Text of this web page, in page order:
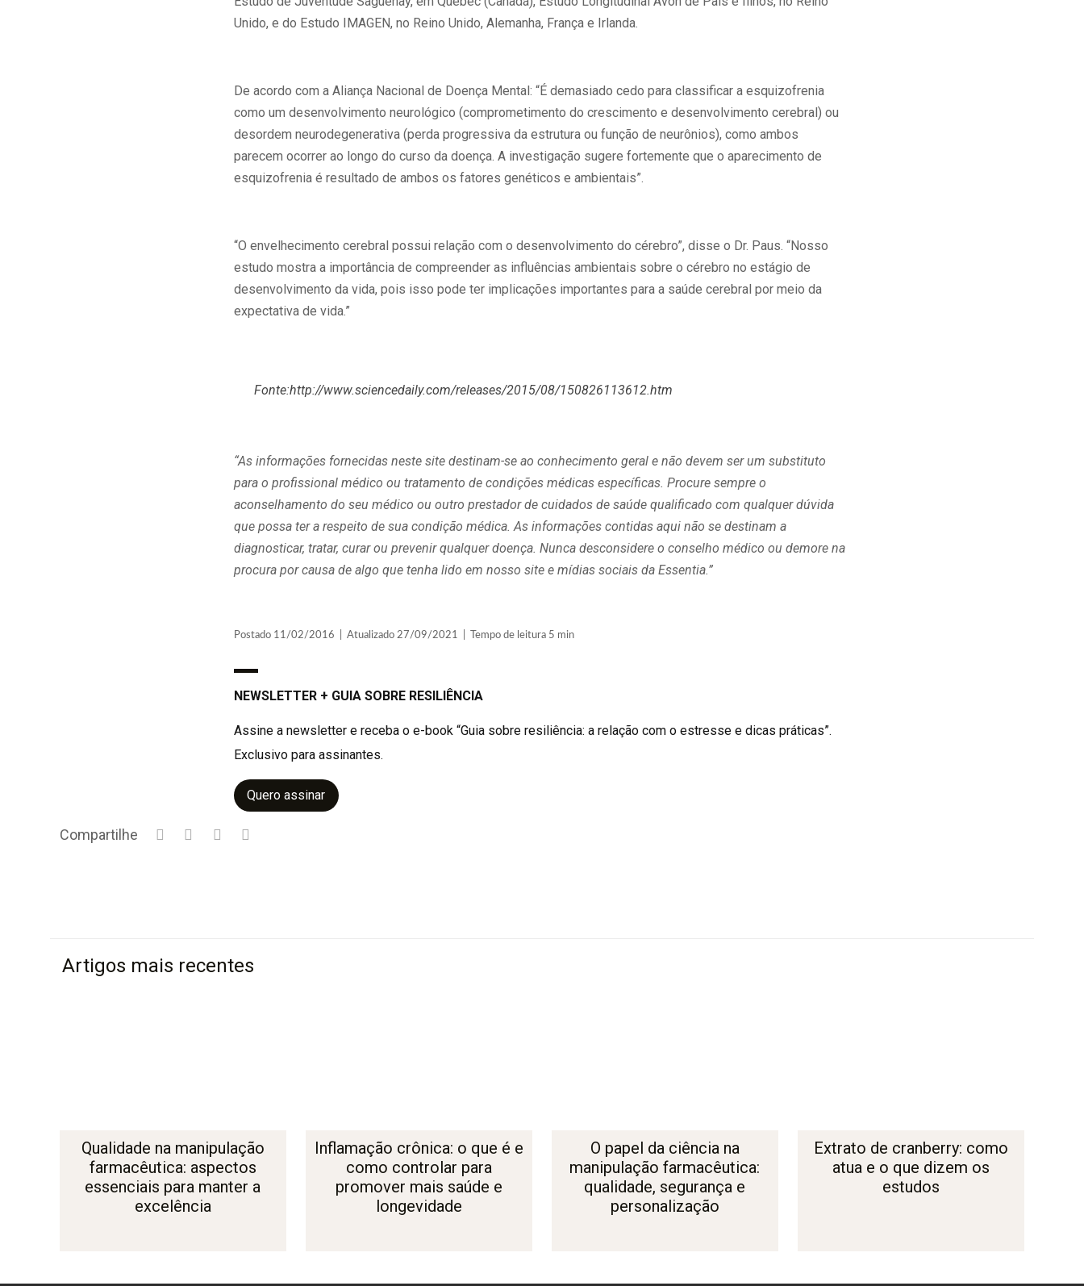
Unido, e do Estudo IMAGEN, no Reino Unido, Alemanha, França e Irlanda.
De acordo com a Aliança Nacional de Doença Mental: “É demasiado cedo para classificar a esquizofrenia
como um desenvolvimento neurológico (comprometimento do crescimento e desenvolvimento cerebral) ou
desordem neurodegenerativa (perda progressiva da estrutura ou função de neurônios), como ambos
parecem ocorrer ao longo do curso da doença. A investigação sugere fortemente que o aparecimento de
esquizofrenia é resultado de ambos os fatores genéticos e ambientais”.
“O envelhecimento cerebral possui relação com o desenvolvimento do cérebro”, disse o Dr. Paus. “Nosso
estudo mostra a importância de compreender as influências ambientais sobre o cérebro no estágio de
desenvolvimento da vida, pois isso pode ter implicações importantes para a saúde cerebral por meio da
expectativa de vida.”
Fonte:http://www.sciencedaily.com/releases/2015/08/150826113612.htm
“As informações fornecidas neste site destinam-se ao conhecimento geral e não devem ser um substituto
para o profissional médico ou tratamento de condições médicas específicas. Procure sempre o
aconselhamento do seu médico ou outro prestador de cuidados de saúde qualificado com qualquer dúvida
que possa ter a respeito de sua condição médica. As informações contidas aqui não se destinam a
diagnosticar, tratar, curar ou prevenir qualquer doença. Nunca desconsidere o conselho médico ou demore na
procura por causa de algo que tenha lido em nosso site e mídias sociais da Essentia.”
Postado 11/02/2016 | Atualizado 27/09/2021 | Tempo de leitura 5 min
NEWSLETTER + GUIA SOBRE RESILIÊNCIA
Assine a newsletter e receba o e-book “Guia sobre resiliência: a relação com o estresse e dicas práticas”.
Exclusivo para assinantes.
Quero assinar
Compartilhe
Artigos mais recentes
Qualidade na manipulação
farmacêutica: aspectos
essenciais para manter a
excelência
Inflamação crônica: o que é e
como controlar para
promover mais saúde e
longevidade
O papel da ciência na
manipulação farmacêutica:
qualidade, segurança e
personalização
Extrato de cranberry: como
atua e o que dizem os
estudos